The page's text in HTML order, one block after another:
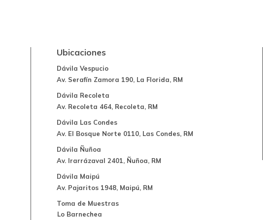
Ubicaciones
Dávila Vespucio
Av. Serafín Zamora 190, La Florida, RM
Dávila Recoleta
Av. Recoleta 464, Recoleta, RM
Dávila Las Condes
Av. El Bosque Norte 0110, Las Condes, RM
Dávila Ñuñoa
Av. Irarrázaval 2401, Ñuñoa, RM
Dávila Maipú
Av. Pajaritos 1948, Maipú, RM
Toma de Muestras
Lo Barnechea